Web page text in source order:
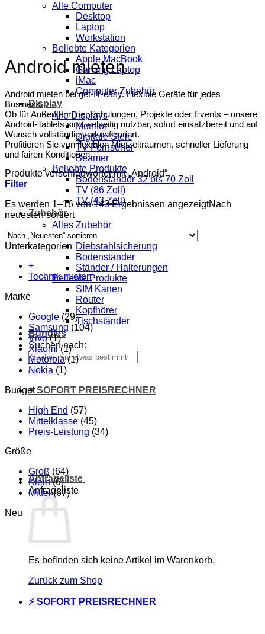
Alle Computer
Desktop
Laptop
Workstation
Beliebte Kategorien
Apple MacBook
Gaming Laptop
iMac
Computer Zubehör
Display
Alle Displays
Monitor
Digitale Stele
TV Fernseher
Beamer
Beliebte Produkte
Bodenständer 32 bis 70 Zoll
TV (86 Zoll)
TV (43 Zoll)
Zubehör
Alles Zubehör
Drucker
Diebstahlsicherung
Bodenständer
Ständer / Halterungen
Beliebte Produkte
SIM Karten
Router
Kopfhörer
Tischständer
Bundles
Suchen nach:
⚡ SOFORT PREISRECHNER
Anfrageliste
Anfrageliste
Es befinden sich keine Artikel im Warenkorb.
Zurück zum Shop
⚡ SOFORT PREISRECHNER
Android mieten
Android mieten bei get-IT-easy. Flexible Geräte für jedes
Business.
Ob für Außentermine, Schulungen, Projekte oder Events – unsere
Android-Tablets sind vielseitig nutzbar, sofort einsatzbereit und auf
Wunsch vollständig vorkonfiguriert.
Profitieren Sie von flexiblen Mietzeiträumen, schneller Lieferung
und fairen Konditionen.
Produkte verschlagwortet mit „Android“
Filter
Es werden 1–16 von 143 Ergebnissen angezeigtNach
neuesten sortiert
Unterkategorien
+
Technik mieten
Marke
Google (29)
Samsung (104)
Vivo (1)
Xiaomi (1)
Motorola (1)
Nokia (1)
Budget
High End (57)
Mittelklasse (45)
Preis-Leistung (34)
Größe
Groß (64)
Klein (6)
Mittel (67)
Neu